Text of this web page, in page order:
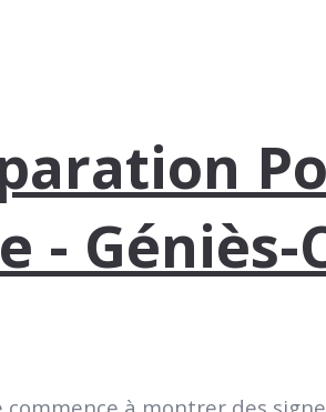
- Géniès-